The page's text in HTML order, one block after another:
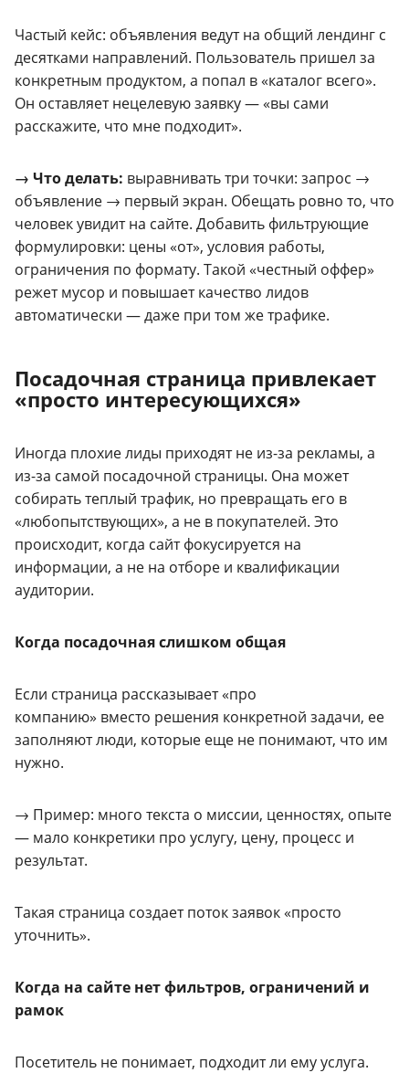
Частый кейс: объявления ведут на общий лендинг с
десятками направлений. Пользователь пришел за
конкретным продуктом, а попал в «каталог всего».
Он оставляет нецелевую заявку — «вы сами
расскажите, что мне подходит».
→ Что делать: выравнивать три точки: запрос →
объявление → первый экран. Обещать ровно то, что
человек увидит на сайте. Добавить фильтрующие
формулировки: цены «от», условия работы,
ограничения по формату. Такой «честный оффер»
режет мусор и повышает качество лидов
автоматически — даже при том же трафике.
Посадочная страница привлекает
«просто интересующихся»
Иногда плохие лиды приходят не из-за рекламы, а
из-за самой посадочной страницы. Она может
собирать теплый трафик, но превращать его в
«любопытствующих», а не в покупателей. Это
происходит, когда сайт фокусируется на
информации, а не на отборе и квалификации
аудитории.
Когда посадочная слишком общая
Если страница рассказывает «про
компанию» вместо решения конкретной задачи, ее
заполняют люди, которые еще не понимают, что им
нужно.
→ Пример: много текста о миссии, ценностях, опыте
— мало конкретики про услугу, цену, процесс и
результат.
Такая страница создает поток заявок «просто
уточнить».
Когда на сайте нет фильтров, ограничений и
рамок
Посетитель не понимает, подходит ли ему услуга.